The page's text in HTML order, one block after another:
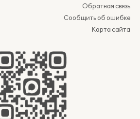
Обратная связь
Сообщить об ошибке
Карта сайта